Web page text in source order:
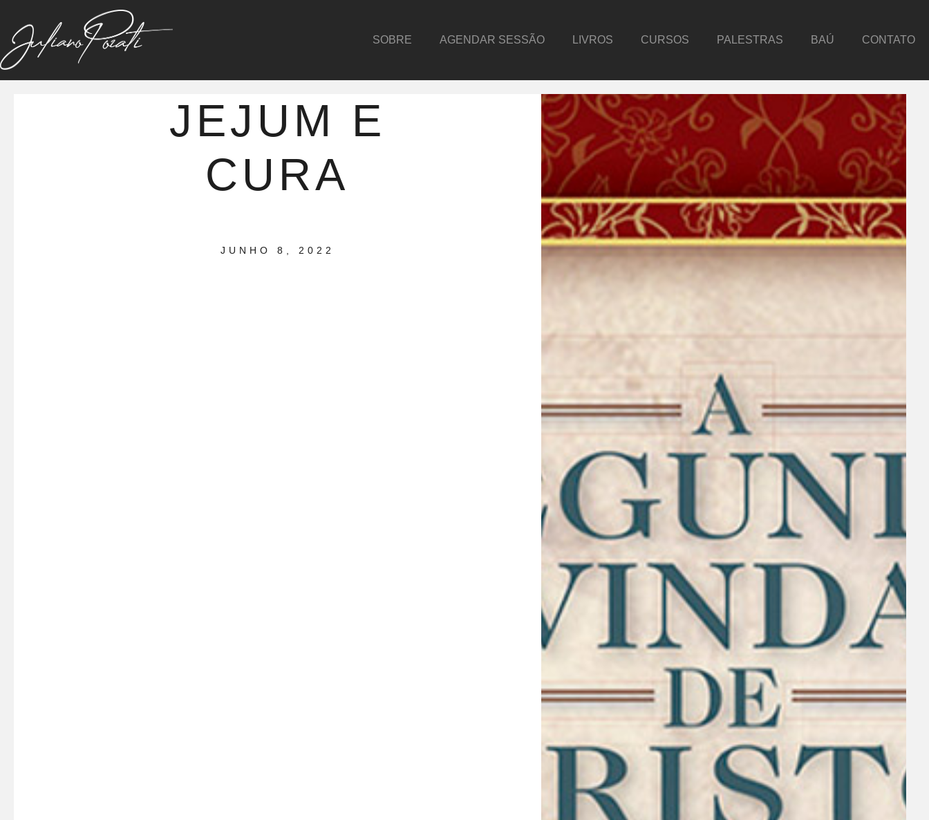
SOBRE AGENDAR SESSÃO LIVROS CURSOS PALESTRAS BAÚ CONTATO
JEJUM E
CURA
JUNHO 8, 2022